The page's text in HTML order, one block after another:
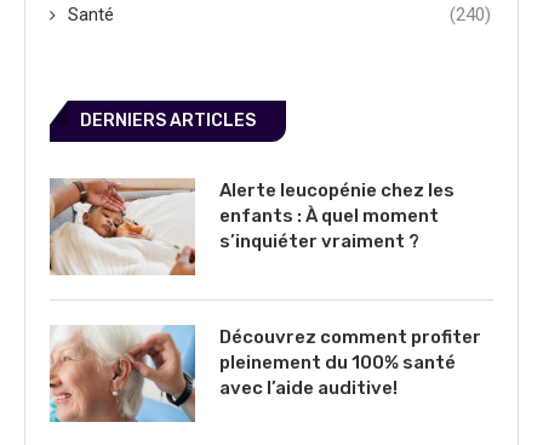
Santé (240)
DERNIERS ARTICLES
Alerte leucopénie chez les
enfants : À quel moment
s’inquiéter vraiment ?
Découvrez comment profiter
pleinement du 100% santé
avec l’aide auditive!